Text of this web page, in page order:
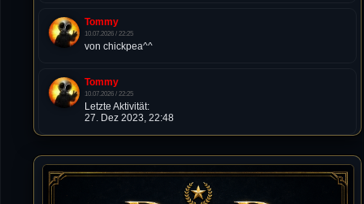
Tommy
10.07.2026 / 22:25
von chickpea^^
Tommy
10.07.2026 / 22:25
Letzte Aktivität:
27. Dez 2023, 22:48
DieWildeHilde
10.07.2026 / 12:48
Happy Birthday Chickpea